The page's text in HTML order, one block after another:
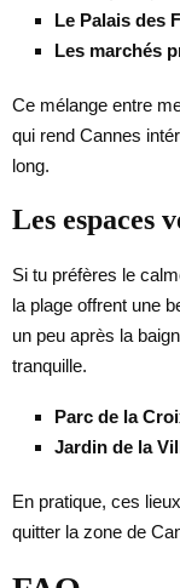
Le Palais des
Les marchés
Ce mélange entre
qui rend Cannes
long.
Les espaces
Si tu préfères le
la plage offrent une
un peu après la
tranquille.
Parc de la
Jardin de la
En pratique, ces
quitter la zone de